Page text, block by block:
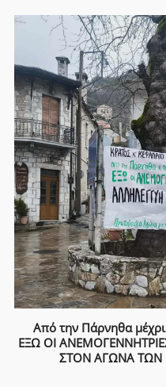
Από την Πάρνηθα
ΕΞΩ ΟΙ
ΣΤΟΝ ΑΓΩΝΑ ΤΩΝ